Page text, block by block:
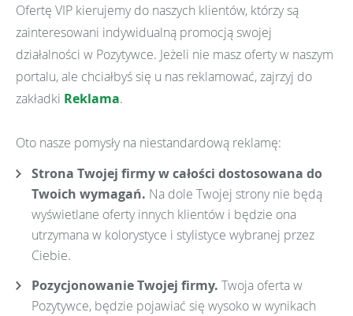
Ofertę VIP kierujemy do naszych klientów, którzy są
zainteresowani indywidualną promocją swojej
działalności w Pozytywce. Jeżeli nie masz oferty w naszym
portalu, ale chciałbyś się u nas reklamować, zajrzyj do
zakładki Reklama.
Oto nasze pomysły na niestandardową reklamę:
Strona Twojej firmy w całości dostosowana do
Twoich wymagań. Na dole Twojej strony nie będą
wyświetlane oferty innych klientów i będzie ona
utrzymana w kolorystyce i stylistyce wybranej przez
Ciebie.
Pozycjonowanie Twojej firmy. Twoja oferta w
Pozytywce, będzie pojawiać się wysoko w wynikach